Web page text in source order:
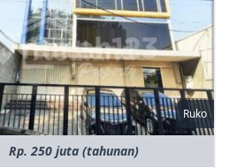
Ruko
Rp. 250 juta (tahunan)